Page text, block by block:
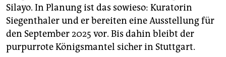
Silayo. In Planung ist das sowieso: Kuratorin
Siegenthaler und er bereiten eine Ausstellung für
den September 2025 vor. Bis dahin bleibt der
purpurrote Königsmantel sicher in Stuttgart.